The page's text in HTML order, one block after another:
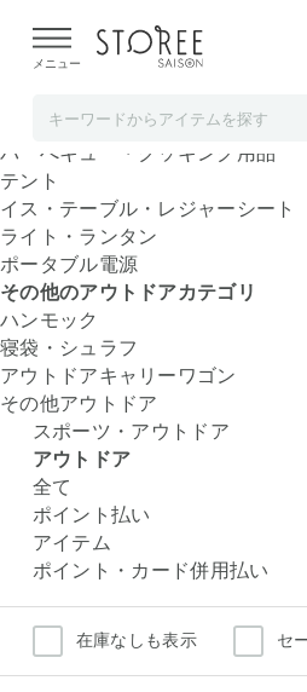
よる配送遅延が発生しております。
メニュー
アウトドア
クーラーボックス
バーべキュー・クッキング用品
テント
イス・テーブル・レジャーシート
ライト・ランタン
ポータブル電源
その他のアウトドアカテゴリ
ハンモック
寝袋・シュラフ
アウトドアキャリーワゴン
その他アウトドア
スポーツ・アウトドア
アウトドア
全て
ポイント払い
アイテム
ポイント・カード併用払い
在庫なしも表示 セ